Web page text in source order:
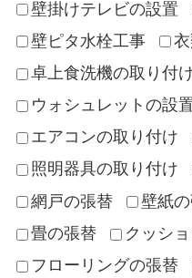
壁掛けテレビの設置
壁ピタ水栓工事
卓上食洗機の取り付
ウォシュレットの設
エアコンの取り付け
照明器具の取り付け
網戸の張替
壁紙
畳の張替
クッシ
フローリングの張替